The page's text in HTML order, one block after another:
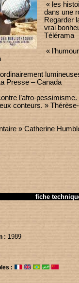
« les
dans une
Regarder
vrai
Télérama
«
Presse – Canada
l’afro-
conteurs. »
» Catherine
fiche
: 1989
: